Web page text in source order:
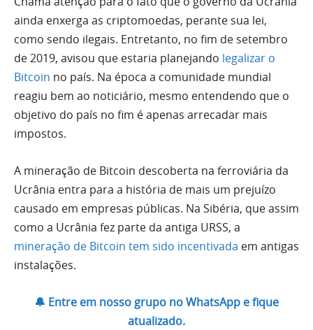
ainda enxerga as criptomoedas, perante sua lei,
como sendo ilegais. Entretanto, no fim de setembro
de 2019, avisou que estaria planejando legalizar o
Bitcoin no país. Na época a comunidade mundial
reagiu bem ao noticiário, mesmo entendendo que o
objetivo do país no fim é apenas arrecadar mais
impostos.
A mineração de Bitcoin descoberta na ferroviária da
Ucrânia entra para a história de mais um prejuízo
causado em empresas públicas. Na Sibéria, que assim
como a Ucrânia fez parte da antiga URSS, a
mineração de Bitcoin tem sido incentivada em antigas
instalações.
🔔 Entre em nosso grupo no WhatsApp e fique
atualizado.